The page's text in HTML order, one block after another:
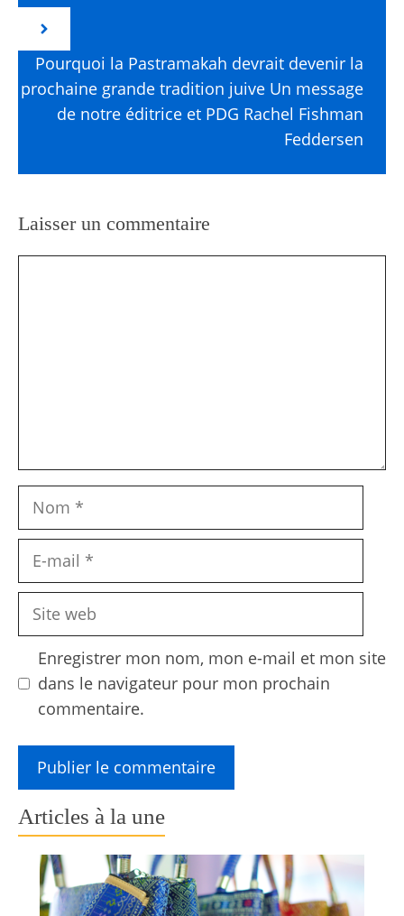
Pourquoi la Pastramakah devrait devenir la
prochaine grande tradition juive Un message
de notre éditrice et PDG Rachel Fishman
Feddersen
Laisser un commentaire
Nom
Site
Enregistrer mon nom, mon e-mail et mon site
dans le navigateur pour mon prochain
commentaire.
Articles à la une